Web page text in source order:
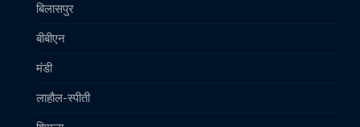
बिलासपुर
बीबीएन
मंडी
लाहौल-स्पीती